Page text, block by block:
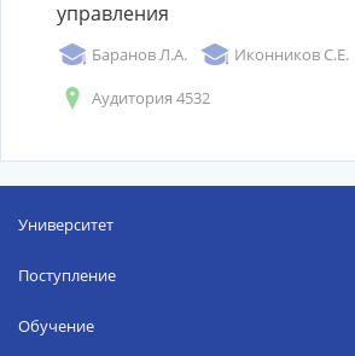
управления
Баранов Л.А.
Иконников С.Е.
Аудитория 4532
Университет
Поступление
Обучение